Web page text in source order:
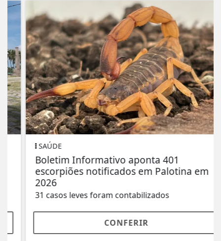
SAÚDE
Boletim Informativo aponta 401
escorpiões notificados em Palotina em
2026
31 casos leves foram contabilizados
CONFERIR